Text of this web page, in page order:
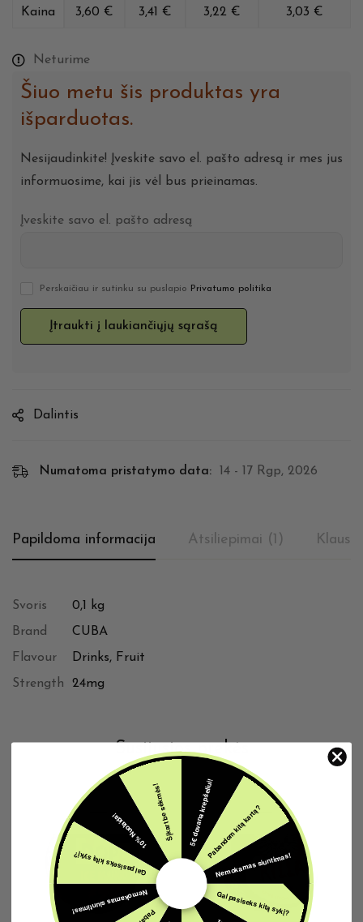
Kaina 3,60 € 3,41 € 3,22 € 3,03 €
Neturime
Šiuo metu šis produktas yra
išparduotas.
Nesijaudinkite! Įveskite savo el. pašto adresą ir mes jus
informuosime, kai jis vėl bus prieinamas.
Įveskite savo el. pašto adresą
Perskaičiau ir sutinku su puslapio Privatumo politika
Dalintis
Numatoma pristatymo data: 14 - 17 Rgp, 2026
Papildoma informacija Atsiliepimai (1)
Svoris
0,1 kg
Brand
CUBA
Flavour
Drinks, Fruit
Strength
24mg
Susijusios prekės
IŠPARDUOTA IŠPARDUOTA
5€ dovana krepšeliui!Pabandom kitą kartą?
Nemokamas siuntimas!
Gal pasiseks kitą sykį?
Nemokamas siuntimas!
Gal pasiseks kitą sykį?
10% Nuolaida!Šįkart be sėkmės!